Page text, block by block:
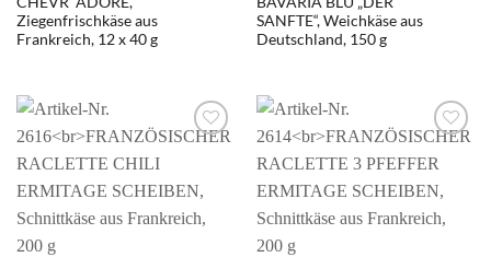
Ziegenfrischkäse aus
Frankreich, 12 x 40 g
SANFTE“, Weichkäse aus
Deutschland, 150 g